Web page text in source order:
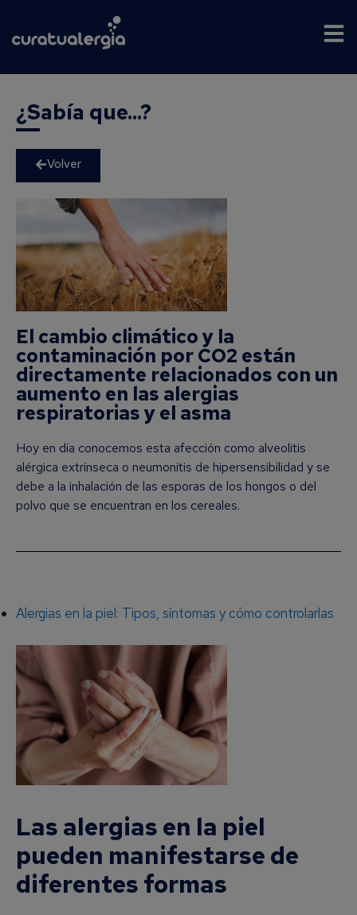
¿Sabía que...?
Volver
El cambio climático y la
contaminación por CO2 están
directamente relacionados con un
aumento en las alergias
respiratorias y el asma
Hoy en día conocemos esta afección como alveolitis
alérgica extrínseca o neumonitis de hipersensibilidad y se
debe a la inhalación de las esporas de los hongos o del
polvo que se encuentran en los cereales.
Alergias en la piel: Tipos, síntomas y cómo controlarlas
Las alergias en la piel
pueden manifestarse de
diferentes formas